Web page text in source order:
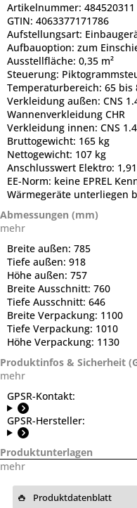
Artikelnummer: 484520311
GTIN: 4063377171786
Aufstellungsart:
Aufbauoption: zum
Ausstellfläche: 0,35 m²
Steuerung:
Temperaturbereich: 65 bis
Verkleidung außen: CNS
Wannenverkleidung CHR
Verkleidung innen: CNS
Bruttogewicht: 165 kg
Nettogewicht: 107 kg
Anschlusswert Elektro:
EE-Norm: keine EPREL
Wärmegeräte unterliegen
Abmessungen (mm)
mehr
Breite außen: 785
Tiefe außen: 918
Höhe außen: 757
Breite Ausschnitt: 760
Tiefe Ausschnitt: 646
Breite Verpackung: 1100
Tiefe Verpackung: 1010
Höhe Verpackung: 1130
Produktinfos & Sicherheit
mehr
GPSR-Kontakt:
GPSR-Hersteller:
Produktunterlagen
mehr
Produktdatenblatt